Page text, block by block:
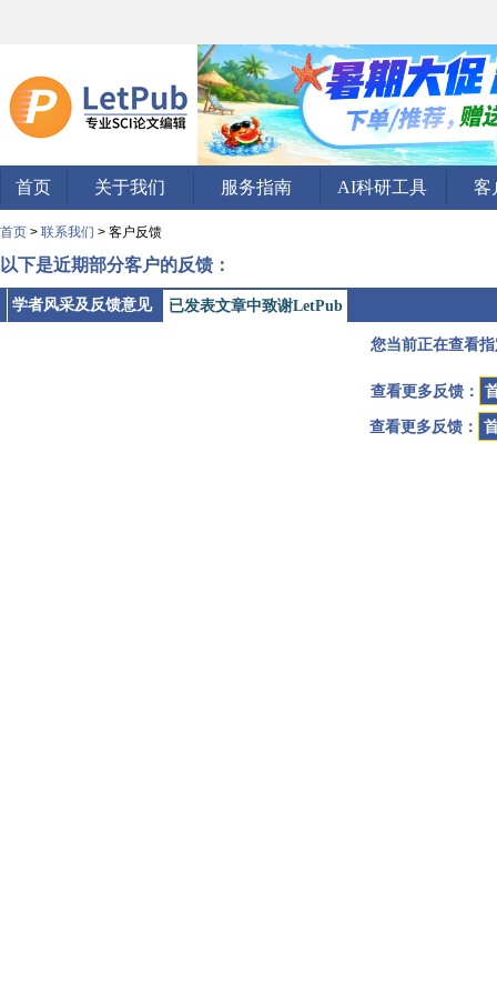
首页 关于我们 服务指南 AI科研工具 客
首页 > 联系我们 > 客户反馈
以下是近期部分客户的反馈：
学者风采及反馈意见 已发表文章中致谢LetPub
您当前正在查看
查看更多反馈：
查看更多反馈：